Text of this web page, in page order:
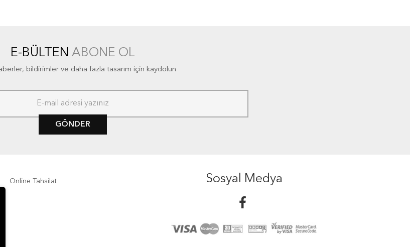
E-BÜLTEN ABONE OL
bildirimler ve daha fazla tasarım için kaydolun
GÖNDER
Online Tahsilat Sosyal Medya